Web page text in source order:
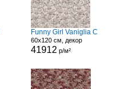
Funny Girl Vaniglia C
60x120 см, декор
41912 р/м²